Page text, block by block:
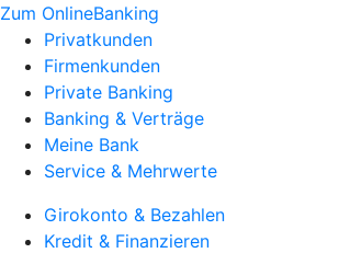
Zum OnlineBanking
Privatkunden
Firmenkunden
Private Banking
Banking & Verträge
Meine Bank
Service & Mehrwerte
Girokonto & Bezahlen
Kredit & Finanzieren